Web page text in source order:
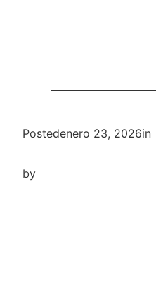
Postedenero 23, 2026in
by